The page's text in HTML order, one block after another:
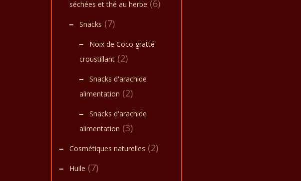
séchées et thé au herbe (6)
Snacks (7)
Noix de Coco gratté
croustillant (2)
Snacks d'arachide
alimentation (2)
Snacks d'arachide
alimentation (3)
Cosmétiques naturelles (2)
Huile (7)